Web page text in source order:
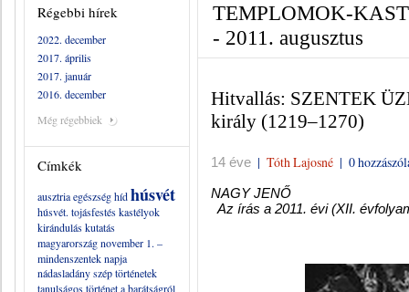
Régebbi hírek
2022. december
2017. április
2017. január
2016. december
Még régebbiek
Címkék
ausztriaegészséghídhúsvét
húsvét. tojásfestéskastélyok
kiránduláskutatás
magyarországnovember 1. –
mindenszentek napja
nádasladányszép történetek
tanulságos történet a barátságról
TEMPLOMOK-
- 2011. augusztus
Hitvallás: SZENTEK
király (1219–1270)
14 éve | Tóth Lajosné | 0
NAGY JENŐ
Az írás a 2011. évi (XII.